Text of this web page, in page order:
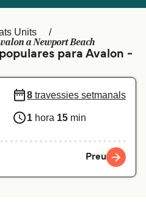
Belgique (FR)
Deutschland
Norge
Units
a Newport Beach
para Avalon -
8 travessies setmanals
1 hora 15 min
Preu